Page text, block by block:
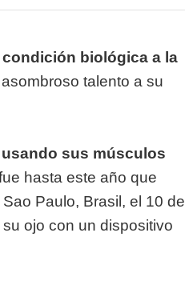
biológica a la
talento a su
sus músculos
hasta este año que
Paulo, Brasil, el 10 de
ojo con un dispositivo